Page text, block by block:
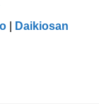
Daikiosan